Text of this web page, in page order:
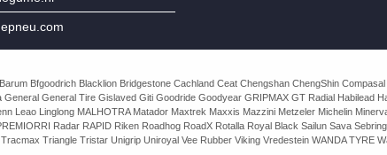
Bfgoodrich Blacklion Bridgestone Cachland Ceat Chengshan ChengShin
General Tire Gislaved Giti Goodride Goodyear GRIPMAX GT Radial Habilead
Leao Linglong MALHOTRA Matador Maxtrek Maxxis Mazzini Metzeler Michelin
Radar RAPID Riken Roadhog RoadX Rotalla Royal Black Sailun Sava
Triangle Tristar Unigrip Uniroyal Vee Rubber Viking Vredestein WANDA TYRE